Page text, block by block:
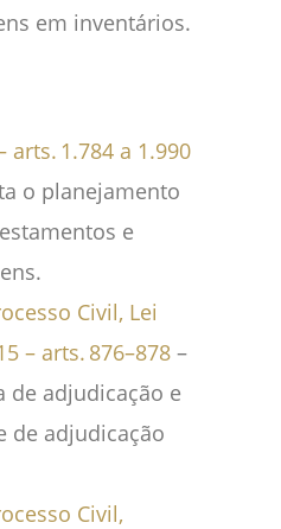
em inventários.
arts. 1.784 a 1.990
o planejamento
e
Civil, Lei
– arts. 876–878 –
de adjudicação e
de adjudicação
Civil,